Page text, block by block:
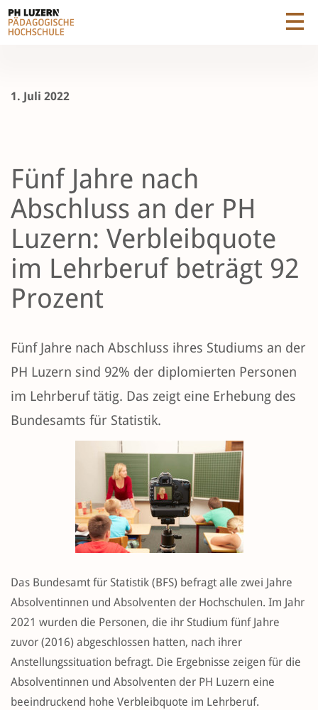
1. Juli 2022
Fünf Jahre nach
Abschluss an der PH
Luzern: Verbleibquote
im Lehrberuf beträgt 92
Prozent
Fünf Jahre nach Abschluss ihres Studiums an der
PH Luzern sind 92% der diplomierten Personen
im Lehrberuf tätig. Das zeigt eine Erhebung des
Bundesamts für Statistik.
Das Bundesamt für Statistik (BFS) befragt alle zwei Jahre
Absolventinnen und Absolventen der Hochschulen. Im Jahr
2021 wurden die Personen, die ihr Studium fünf Jahre
zuvor (2016) abgeschlossen hatten, nach ihrer
Anstellungssituation befragt. Die Ergebnisse zeigen für die
Absolventinnen und Absolventen der PH Luzern eine
beeindruckend hohe Verbleibquote im Lehrberuf.